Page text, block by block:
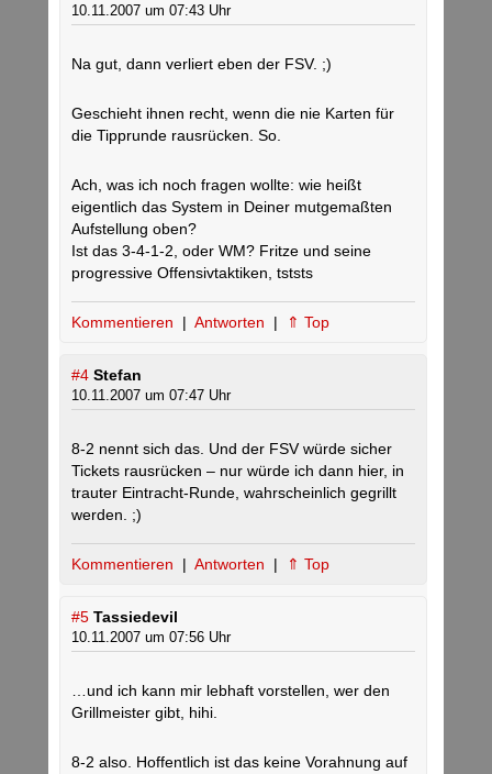
10.11.2007 um 07:43 Uhr
Na gut, dann verliert eben der FSV. ;)
Geschieht ihnen recht, wenn die nie Karten für
die Tipprunde rausrücken. So.
Ach, was ich noch fragen wollte: wie heißt
eigentlich das System in Deiner mutgemaßten
Aufstellung oben?
Ist das 3-4-1-2, oder WM? Fritze und seine
progressive Offensivtaktiken, tststs
Kommentieren | Antworten | ⇑ Top
#4 Stefan
10.11.2007 um 07:47 Uhr
8-2 nennt sich das. Und der FSV würde sicher
Tickets rausrücken – nur würde ich dann hier, in
trauter Eintracht-Runde, wahrscheinlich gegrillt
werden. ;)
Kommentieren | Antworten | ⇑ Top
#5 Tassiedevil
10.11.2007 um 07:56 Uhr
…und ich kann mir lebhaft vorstellen, wer den
Grillmeister gibt, hihi.
8-2 also. Hoffentlich ist das keine Vorahnung auf